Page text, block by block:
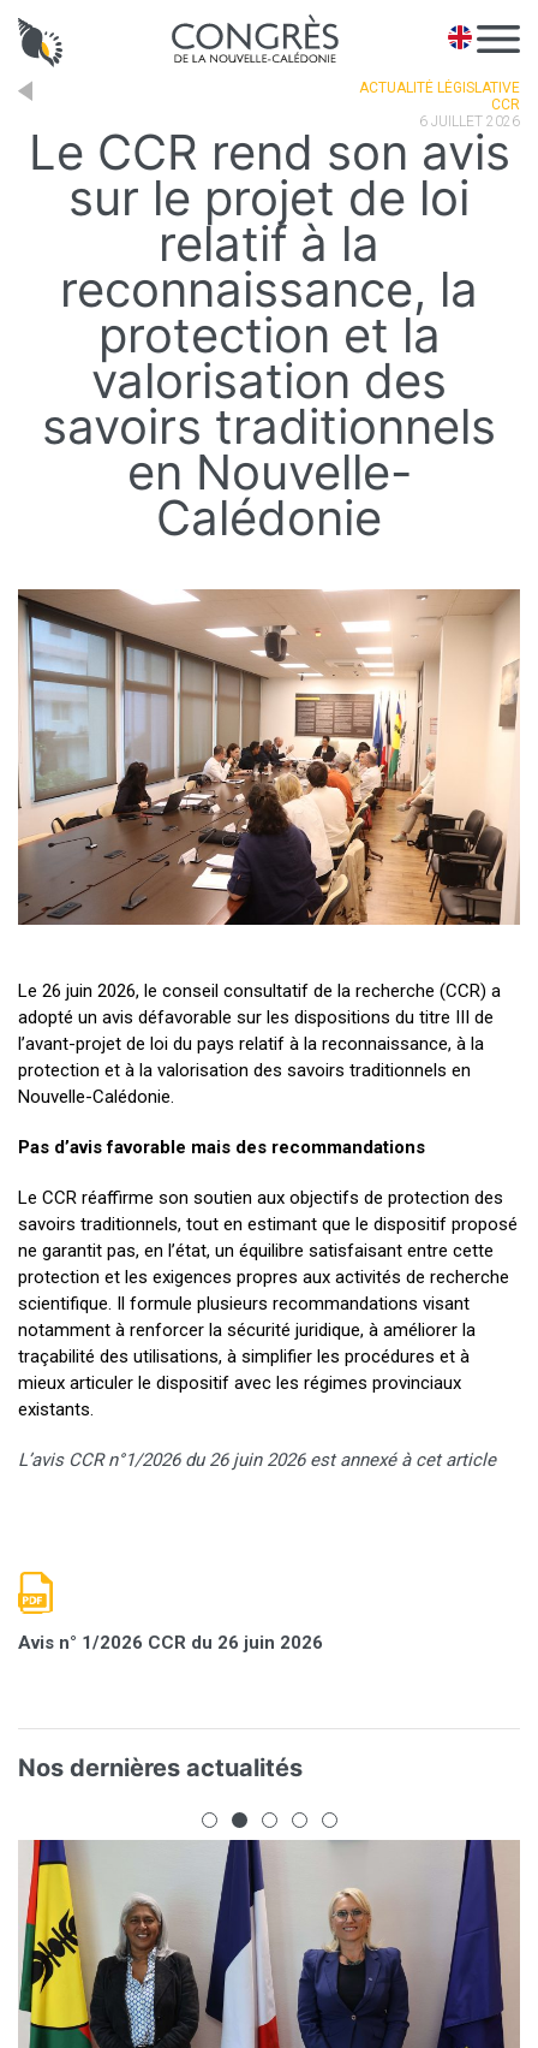
EN
ACTUALITÉ LÉGISLATIVE
CCR
6 JUILLET 2026
Le CCR rend son avis
sur le projet de loi
relatif à la
reconnaissance, la
protection et la
valorisation des
savoirs traditionnels
en Nouvelle-
Calédonie
Le 26 juin 2026, le conseil consultatif de la recherche (CCR) a
adopté un avis défavorable sur les dispositions du titre III de
l’avant-projet de loi du pays relatif à la reconnaissance, à la
protection et à la valorisation des savoirs traditionnels en
Nouvelle-Calédonie.
Pas d’avis favorable mais des recommandations
Le CCR réaffirme son soutien aux objectifs de protection des
savoirs traditionnels, tout en estimant que le dispositif proposé
ne garantit pas, en l’état, un équilibre satisfaisant entre cette
protection et les exigences propres aux activités de recherche
scientifique. Il formule plusieurs recommandations visant
notamment à renforcer la sécurité juridique, à améliorer la
traçabilité des utilisations, à simplifier les procédures et à
mieux articuler le dispositif avec les régimes provinciaux
existants.
L’avis CCR n°1/2026 du 26 juin 2026 est annexé à cet article
Avis n° 1/2026 CCR du 26 juin 2026
Nos dernières actualités
Panneau de gestion des cookies